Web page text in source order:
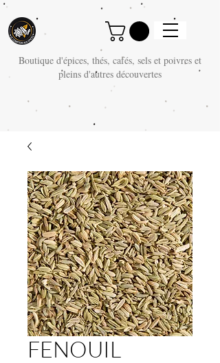
Boutique d'épices, thés, cafés, sels et poivres et
pleins d'autres découvertes
FENOUIL